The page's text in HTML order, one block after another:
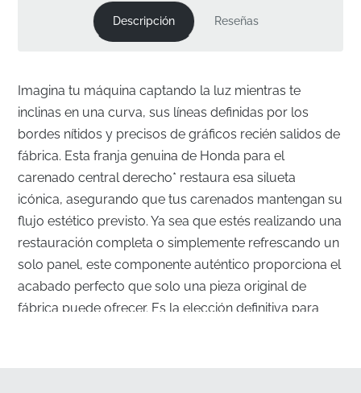
Descripción Reseñas
Imagina tu máquina captando la luz mientras te
inclinas en una curva, sus líneas definidas por los
bordes nítidos y precisos de gráficos recién salidos de
fábrica. Esta franja genuina de Honda para el
carenado central derecho* restaura esa silueta
icónica, asegurando que tus carenados mantengan su
flujo estético previsto. Ya sea que estés realizando una
restauración completa o simplemente refrescando un
solo panel, este componente auténtico proporciona el
acabado perfecto que solo una pieza original de
fábrica puede ofrecer. Es la elección definitiva para